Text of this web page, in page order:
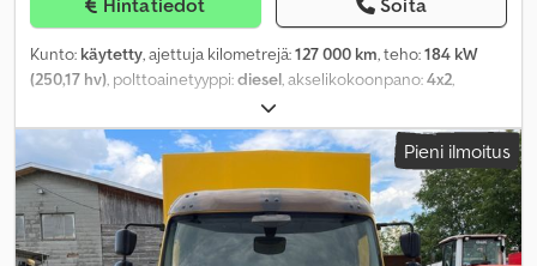
Kunto: käytetty, ajettuja kilometrejä:127 000 km, teho:184 kW
(250,17 hv), polttoainetyyppi:diesel, akselikokoonpano:4x2,
valkoinen, vaihteistotyyppi:
päästöluokka:Euro 6, kuormatilan pituus:6 680 mm, lastitilan
leveys:
2 480 mm, kuormatilan korkeus:2 800 mm, Valmistusvuosi:
2019, Varusteet:ABS, ilmastointi, keskuslukitus, spoileri,
sähköinen ikkunansäätö, sähkötoiminen peili, takalaitanostin,
vakionopeudensäädin,
Pieni ilmoitus